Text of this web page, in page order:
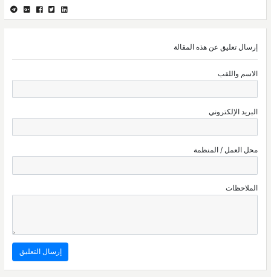
إرسال تعليق عن هذه المقالة
الاسم واللقب
البريد الإلكتروني
محل العمل / المنظمة
الملاحظات